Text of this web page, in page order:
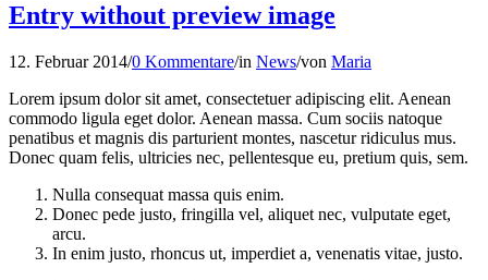
Entry without preview image
12. Februar 2014/0 Kommentare/in News/von Maria
Lorem ipsum dolor sit amet, consectetuer adipiscing elit. Aenean
commodo ligula eget dolor. Aenean massa. Cum sociis natoque
penatibus et magnis dis parturient montes, nascetur ridiculus mus.
Donec quam felis, ultricies nec, pellentesque eu, pretium quis, sem.
Nulla consequat massa quis enim.
Donec pede justo, fringilla vel, aliquet nec, vulputate eget,
arcu.
In enim justo, rhoncus ut, imperdiet a, venenatis vitae, justo.